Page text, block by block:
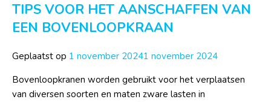
TIPS VOOR HET AANSCHAFFEN VAN
EEN BOVENLOOPKRAAN
Geplaatst op 1 november 20241 november 2024
Bovenloopkranen worden gebruikt voor het verplaatsen
van diversen soorten en maten zware lasten in